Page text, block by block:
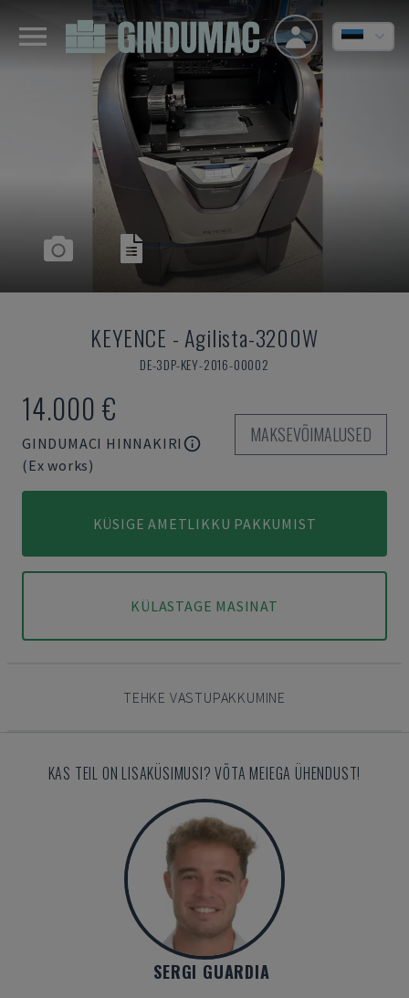
KEYENCE - Agilista-3200W
DE-3DP-KEY-2016-00002
14.000 €
GINDUMACI HINNAKIRI
(Ex works)
MAKSEVÕIMALUSED
KÜSIGE AMETLIKKU PAKKUMIST
KÜLASTAGE MASINAT
TEHKE VASTUPAKKUMINE
KAS TEIL ON LISAKÜSIMUSI? VÕTA MEIEGA ÜHENDUST!
SERGI GUARDIA